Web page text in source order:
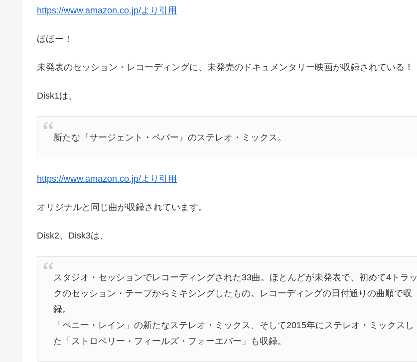
https://www.amazon.co.jp/より引用
ほほー！
未発表のセッション・レコーディングに、未発売のドキュメンタリー映画が収録されている！
Disk1は、
新たな『サージェント・ペパー』のステレオ・ミックス。
https://www.amazon.co.jp/より引用
オリジナルと同じ曲が収録されています。
Disk2、Disk3は、
スタジオ・セッションでレコーディングされた33曲。ほとんどが未発表で、初めて4トラッ
クのセッション・テープからミキシングしたもの。レコーディングの日付通りの曲順で収
録。
「ペニー・レイン」の新たなステレオ・ミックス、そして2015年にステレオ・ミックスし
た「ストロベリー・フィールズ・フォーエバー」も収録。